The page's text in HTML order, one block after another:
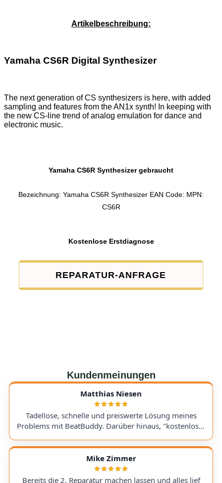
Artikelbeschreibung:
Yamaha CS6R Digital Synthesizer
The next generation of CS synthesizers is here, with added
sampling and features from the AN1x synth! In keeping with
the new CS-line trend of analog emulation for dance and
electronic music.
Yamaha CS6R Synthesizer gebraucht
Bezeichnung: Yamaha CS6R Synthesizer EAN Code: MPN:
CS6R
Kostenlose Erstdiagnose
REPARATUR-ANFRAGE
Kundenmeinungen
Matthias Niesen
Tadellose, schnelle und preiswerte Lösung meines
Problems mit BeatBuddy. Darüber hinaus, "kostenloser
bringe. Kommunikation lief hervorragend und die
Rücksendung meines Gerätes ging schnell und
einwandfrei. Ich kann AudioTechniker.de
uneingeschränkt empfehlen. Schön, dass es so etwas
Mike Zimmer
Bereits die 2. Reparatur machen lassen und alles lief